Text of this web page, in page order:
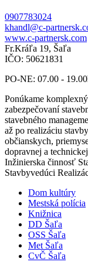
0907783024
khandl@c-
www.c-partnersk.com
Fr.Kráľa 19, Šaľa
IČO: 50621831
PO-NE: 07.00 -
Ponúkame
zabezpečovaní
stavebného
až po realizáciu
občianskych,
dopravnej a
Inžinierska činnosť
Stavbyvedúci
Dom kultúry
Mestská polícia
Knižnica
DD Šaľa
OSS Šaľa
Met Šaľa
CvČ Šaľa